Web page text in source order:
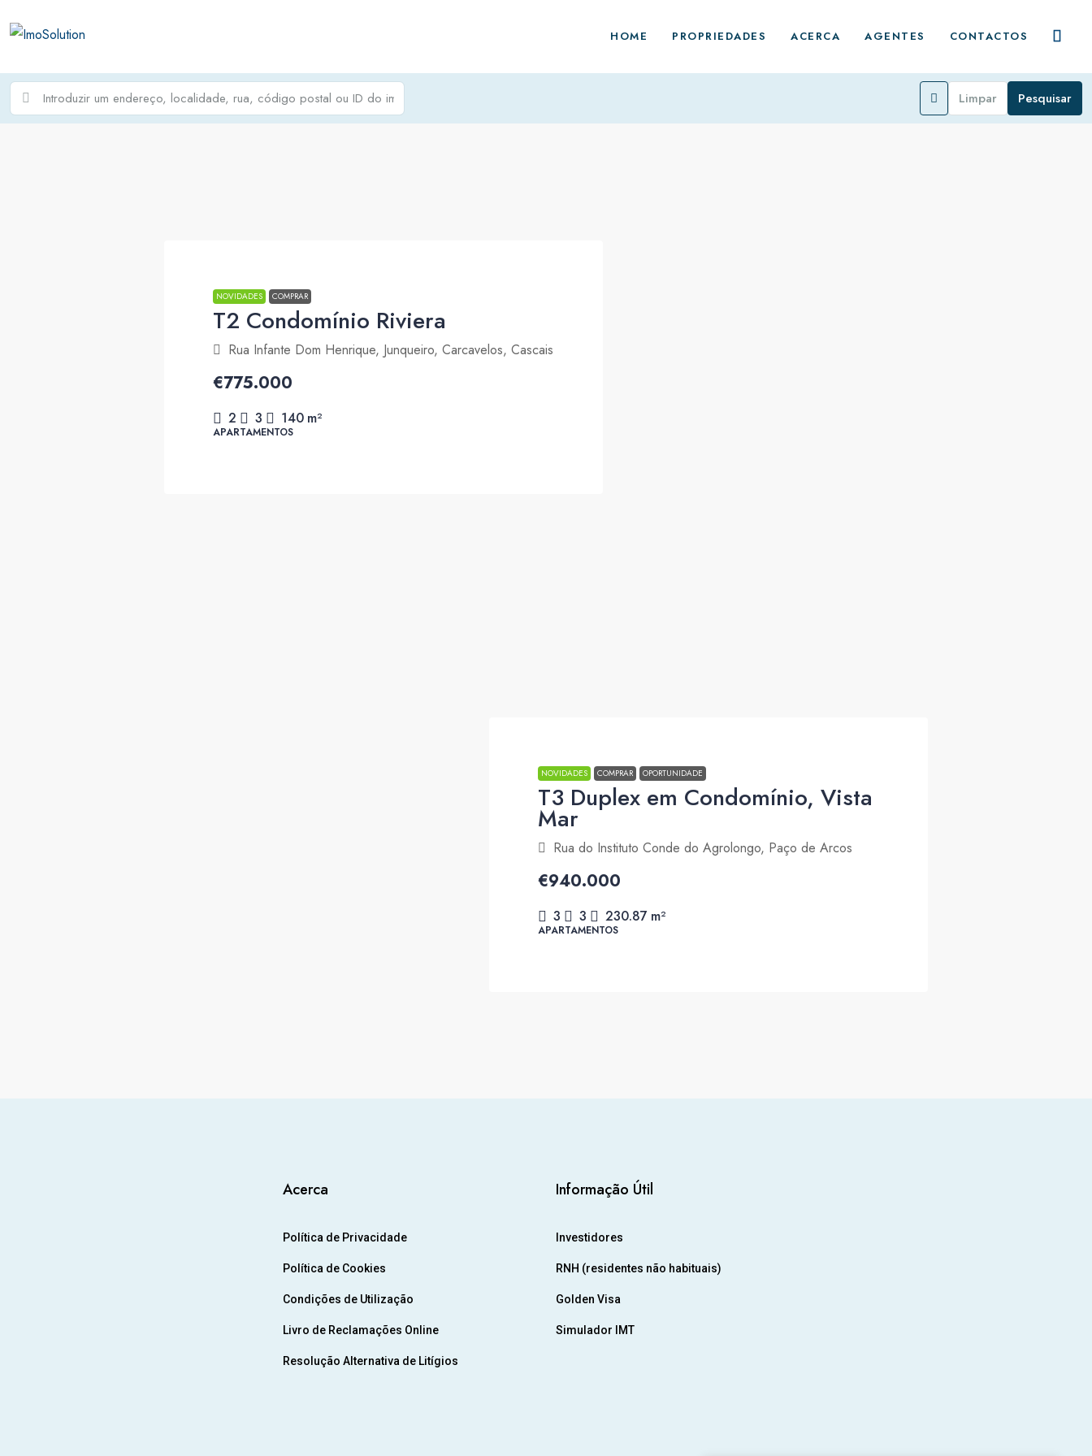
HOME PROPRIEDADES ACERCA AGENTES CONTACTOS
Limpar Pesquisar
NOVIDADES COMPRAR
T2 Condomínio Riviera
Rua Infante Dom Henrique, Junqueiro, Carcavelos, Cascais
€775.000
2 3 140 m²
APARTAMENTOS
NOVIDADES COMPRAR OPORTUNIDADE
T3 Duplex em Condomínio, Vista
Mar
Rua do Instituto Conde do Agrolongo, Paço de Arcos
€940.000
3 3 230.87 m²
APARTAMENTOS
Acerca
Política de Privacidade
Política de Cookies
Condições de Utilização
Livro de Reclamações Online
Resolução Alternativa de Litígios
Informação Útil
Investidores
RNH (residentes não habituais)
Golden Visa
Simulador IMT